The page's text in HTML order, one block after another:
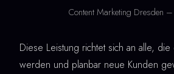
Content Marketing Dresden
Diese Leistung richtet sich an alle,
werden und planbar neue Kunden